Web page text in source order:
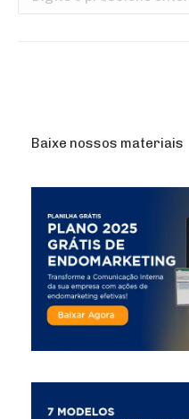
Baixe nossos materiais